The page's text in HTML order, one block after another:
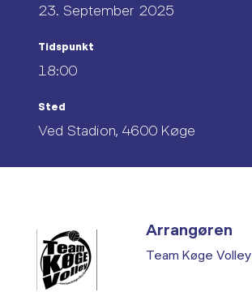
23. September 2025
Tidspunkt
18:00
Sted
Ved Stadion, 4600 Køge
Arrangøren
Team Køge Volley